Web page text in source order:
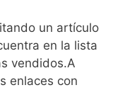
un artículo
en la lista
vendidos.A
enlaces con